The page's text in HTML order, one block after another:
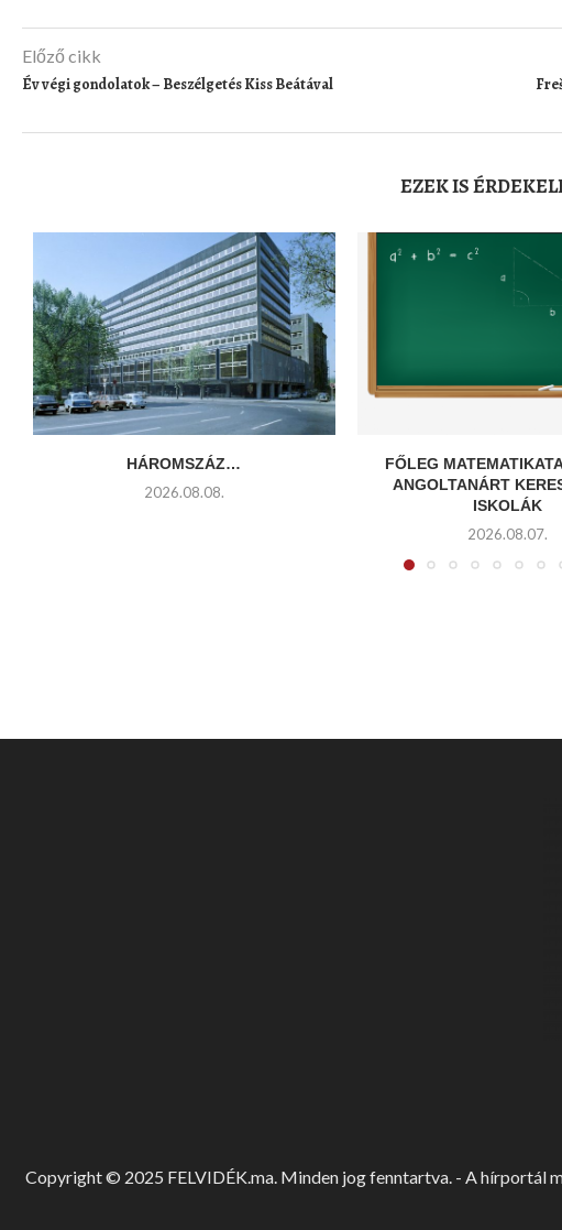
Előző cikk
Év végi gondolatok – Beszélgetés Kiss Beátával
EZEK IS
HÁROMSZÁZ…
2026.08.08.
FŐLEG
ANGOLTANÁRT
ISKOLÁK
2026.08.07.
Copyright © 2025 FELVIDÉK.ma. Minden jog fenntartva. - A hírportál